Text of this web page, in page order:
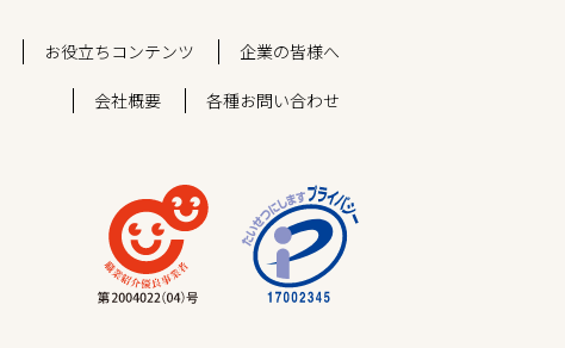
お役立ちコンテンツ 企業の皆様へ
会社概要 各種お問い合わせ